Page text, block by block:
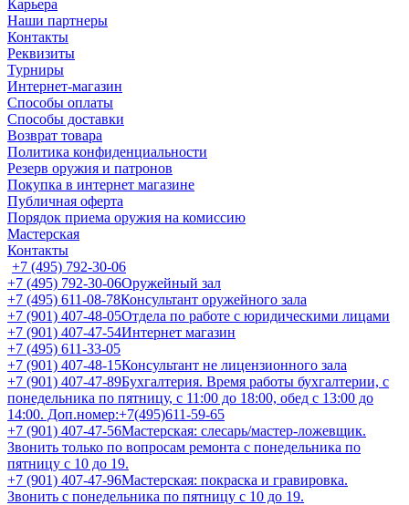
Карьера
Наши партнеры
Контакты
Реквизиты
Турниры
Интернет-магазин
Способы оплаты
Способы доставки
Возврат товара
Политика конфиденциальности
Резерв оружия и патронов
Покупка в интернет магазине
Публичная оферта
Порядок приема оружия на комиссию
Мастерская
Контакты
+7 (495) 792-30-06
+7 (495) 792-30-06Оружейный зал
+7 (495) 611-08-78Консультант оружейного зала
+7 (901) 407-48-05Отдела по работе с юридическими лицами
+7 (901) 407-47-54Интернет магазин
+7 (495) 611-33-05
+7 (901) 407-48-15Консультант не лицензионного зала
+7 (901) 407-47-89Бухгалтерия. Время работы бухгалтерии, с
понедельника по пятницу, с 11:00 до 18:00, обед с 13:00 до
14:00. Доп.номер:+7(495)611-59-65
+7 (901) 407-47-56Мастерская: слесарь/мастер-ложевщик.
Звонить только по вопросам ремонта с понедельника по
пятницу с 10 до 19.
+7 (901) 407-47-96Мастерская: покраска и гравировка.
Звонить с понедельника по пятницу с 10 до 19.